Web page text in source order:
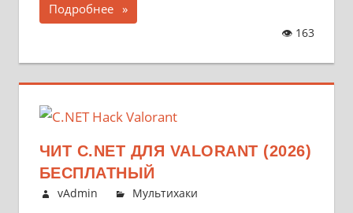
Подробнее
👁 163
ЧИТ C.NET ДЛЯ VALORANT (2026)
БЕСПЛАТНЫЙ
vAdmin Мультихаки